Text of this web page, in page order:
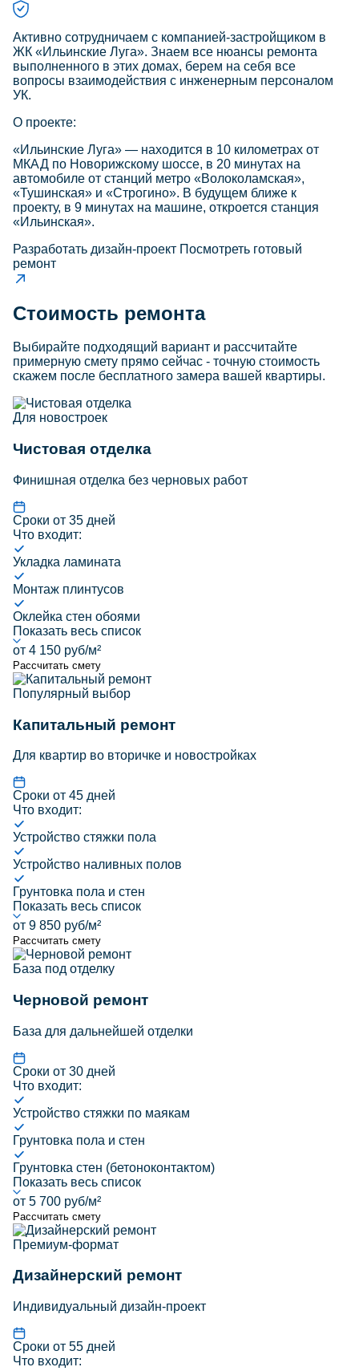
Активно сотрудничаем с компанией-застройщиком в
ЖК «Ильинские Луга». Знаем все нюансы ремонта
выполненного в этих домах, берем на себя все
вопросы взаимодействия с инженерным персоналом
УК.
О проекте:
«Ильинские Луга» — находится в 10 километрах от
МКАД по Новорижскому шоссе, в 20 минутах на
автомобиле от станций метро «Волоколамская»,
«Тушинская» и «Строгино». В будущем ближе к
проекту, в 9 минутах на машине, откроется станция
«Ильинская».
Разработать дизайн-проект Посмотреть готовый
ремонт
Стоимость ремонта
Выбирайте подходящий вариант и рассчитайте
примерную смету прямо сейчас - точную стоимость
скажем после бесплатного замера вашей квартиры.
Для новостроек
Чистовая отделка
Финишная отделка без черновых работ
Сроки от 35 дней
Что входит:
Укладка ламината
Монтаж плинтусов
Оклейка стен обоями
Показать весь список
от 4 150 руб/м²
Рассчитать смету
Популярный выбор
Капитальный ремонт
Для квартир во вторичке и новостройках
Сроки от 45 дней
Что входит:
Устройство стяжки пола
Устройство наливных полов
Грунтовка пола и стен
Показать весь список
от 9 850 руб/м²
Рассчитать смету
База под отделку
Черновой ремонт
База для дальнейшей отделки
Сроки от 30 дней
Что входит:
Устройство стяжки по маякам
Грунтовка пола и стен
Грунтовка стен (бетоноконтактом)
Показать весь список
от 5 700 руб/м²
Рассчитать смету
Премиум-формат
Дизайнерский ремонт
Индивидуальный дизайн-проект
Сроки от 55 дней
Что входит: